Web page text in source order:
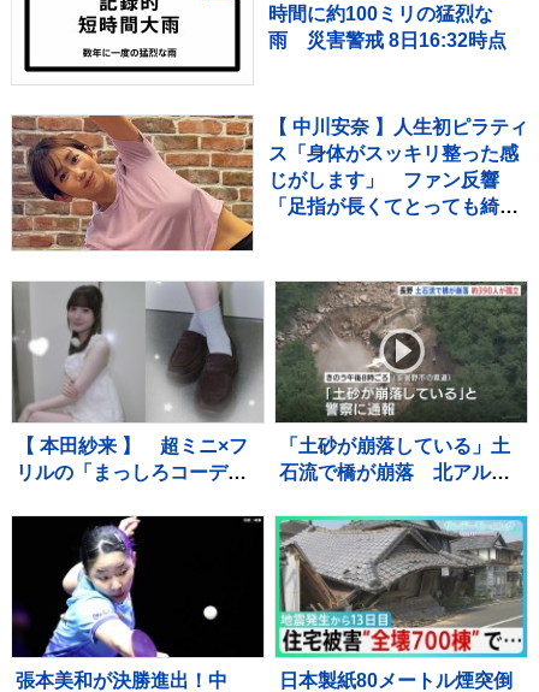
時間に約100ミリの猛烈な
雨 災害警戒 8日16:32時点
【 中川安奈 】人生初ピラティ
ス「身体がスッキリ整った感
じがします」 ファン反響
「足指が長くてとっても綺
【 本田紗来 】 超ミニ×フ
リルの「まっしろコーデ」
わ！」と絶賛 「天使すぎ
っ」可愛さにファン歓喜
「土砂が崩落している」土
石流で橋が崩落 北アルプ
に登山客など約390人が孤
立状態 長野
張本美和が決勝進出！中
日本製紙80メートル煙突倒